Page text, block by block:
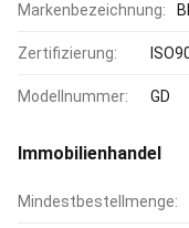
Markenbezeichnung:
Zertifizierung:
Modellnummer: GD
Immobilienhandel
Mindestbestellmenge: